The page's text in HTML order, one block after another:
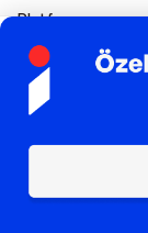
Platform
SATICI